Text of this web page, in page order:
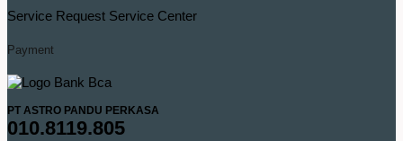
Service Request Service Center
Payment
PT ASTRO PANDU PERKASA
010.8119.805